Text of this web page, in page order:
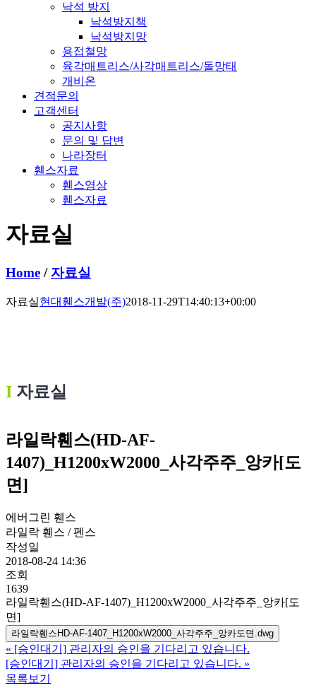
낙석 방지
낙석방지책
낙석방지망
용접철망
육각매트리스/사각매트리스/돌망태
개비온
견적문의
고객센터
공지사항
문의 및 답변
나라장터
휀스자료
휀스영상
휀스자료
자료실
Home / 자료실
자료실현대휀스개발(주)2018-11-29T14:40:13+00:00
Ι 자료실
라일락휀스(HD-AF-
1407)_H1200xW2000_사각주주_앙카[도
면]
에버그린 휀스
라일락 휀스 / 펜스
작성일
2018-08-24 14:36
조회
1639
라일락휀스(HD-AF-1407)_H1200xW2000_사각주주_앙카[도
면]
라일락휀스HD-AF-1407_H1200xW2000_사각주주_앙카도면.dwg
« [승인대기] 관리자의 승인을 기다리고 있습니다.
[승인대기] 관리자의 승인을 기다리고 있습니다. »
목록보기